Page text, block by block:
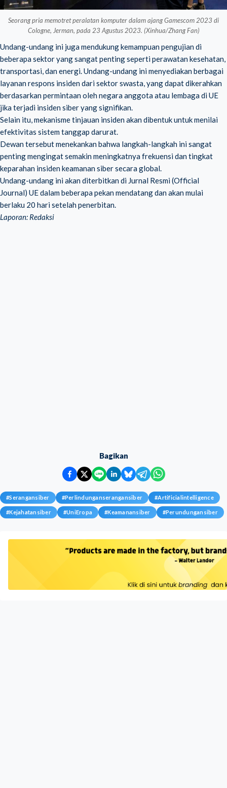
Seorang pria memotret peralatan komputer dalam ajang Gamescom 2023 di
Cologne, Jerman, pada 23 Agustus 2023. (Xinhua/Zhang Fan)
Undang-undang ini juga mendukung kemampuan pengujian di
beberapa sektor yang sangat penting seperti perawatan kesehatan,
transportasi, dan energi. Undang-undang ini menyediakan berbagai
layanan respons insiden dari sektor swasta, yang dapat dikerahkan
berdasarkan permintaan oleh negara anggota atau lembaga di UE
jika terjadi insiden siber yang signifikan.
Selain itu, mekanisme tinjauan insiden akan dibentuk untuk menilai
efektivitas sistem tanggap darurat.
Dewan tersebut menekankan bahwa langkah-langkah ini sangat
penting mengingat semakin meningkatnya frekuensi dan tingkat
keparahan insiden keamanan siber secara global.
Undang-undang ini akan diterbitkan di Jurnal Resmi (Official
Journal) UE dalam beberapa pekan mendatang dan akan mulai
berlaku 20 hari setelah penerbitan.
Laporan: Redaksi
Bagikan
#Serangansiber #Perlindunganserangansiber #Artificialintelligence
#Kejahatansiber #UniEropa #Keamanansiber #Perundungansiber